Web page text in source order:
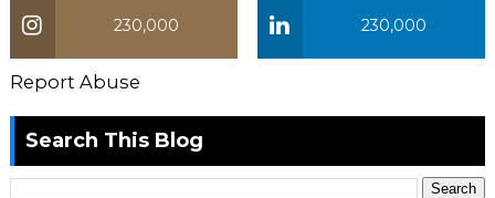
230,000
230,000
Report Abuse
Search This Blog